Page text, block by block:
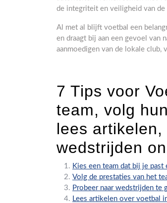
de integriteit en veiligheid van
Al met al blijft voetbal een
en draagt bij aan een gevoel van
aanmoedigen van de lokale club,
7 Tips voor
team, volg
lees
wedstrijden
Kies een team dat bij je past
Volg de prestaties van het
Probeer naar wedstrijden te
Lees artikelen over voetbal